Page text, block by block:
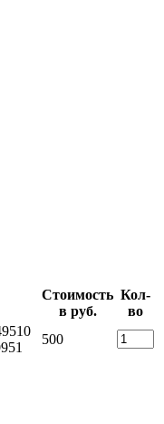
Стоимость
в руб.
Кол-
во
500